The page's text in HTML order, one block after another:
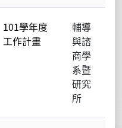
101學年度
工作計畫
輔導
與諮
商學
系暨
研究
所